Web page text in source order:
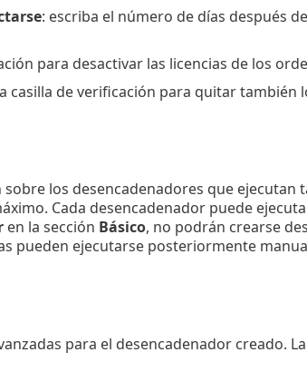
: escriba el número de días después
para desactivar las licencias de los
casilla de verificación para quitar también
los desencadenadores que ejecutan
Cada desencadenador puede
en la sección Básico, no podrán crearse
pueden ejecutarse posteriormente
para el desencadenador creado.